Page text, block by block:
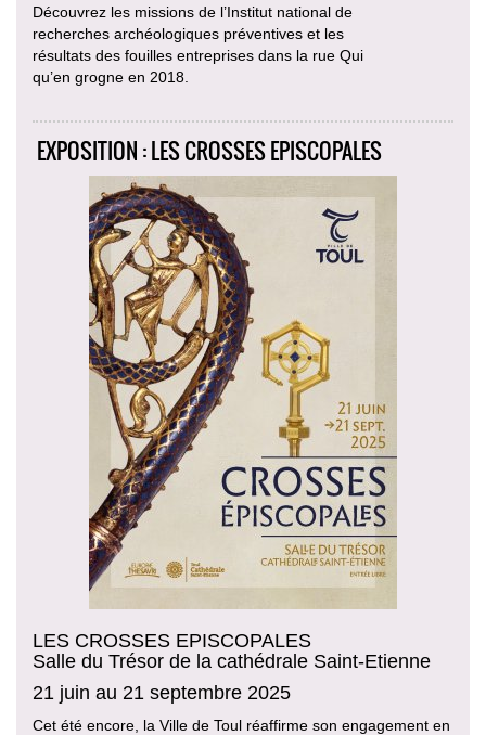
Découvrez les missions de l’Institut national de
recherches archéologiques préventives et les
résultats des fouilles entreprises dans la rue Qui
qu’en grogne en 2018.
EXPOSITION : LES CROSSES EPISCOPALES
LES CROSSES EPISCOPALES
Salle du Trésor de la cathédrale Saint-Etienne
21 juin au 21 septembre 2025
Cet été encore, la Ville de Toul réaffirme son engagement en